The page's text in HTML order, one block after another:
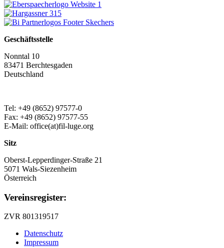
Geschäftsstelle
Nonntal 10
83471 Berchtesgaden
Deutschland
Tel: +49 (8652) 97577-0
Fax: +49 (8652) 97577-55
E-Mail: office(at)fil-luge.org
Sitz
Oberst-Lepperdinger-Straße 21
5071 Wals-Siezenheim
Österreich
Vereinsregister:
ZVR 801319517
Datenschutz
Impressum